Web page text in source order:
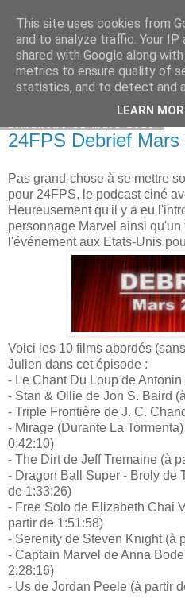
Bepod
24FPS Debrief Mars
Pas grand-chose à se mettre
pour 24FPS, le podcast ciné
Heureusement qu'il y a eu
personnage Marvel ainsi
l'événement aux Etats-Unis
Voici les 10 films abordés
Julien dans cet épisode :
- Le Chant Du Loup de
- Stan & Ollie de Jon S. Baird
- Triple Frontière de J. C.
- Mirage (Durante La
0:42:10)
- The Dirt de Jeff Tremaine (à
- Dragon Ball Super - Broly de
de 1:33:26)
- Free Solo de Elizabeth Chai
partir de 1:51:58)
- Serenity de Steven Knight (à
- Captain Marvel de Anna
2:28:16)
- Us de Jordan Peele (à partir
This site uses cookies from
and to analyze traffic. Your IP
shared with Google along
metrics to ensure quality of
statistics, and to detect and
LEARN